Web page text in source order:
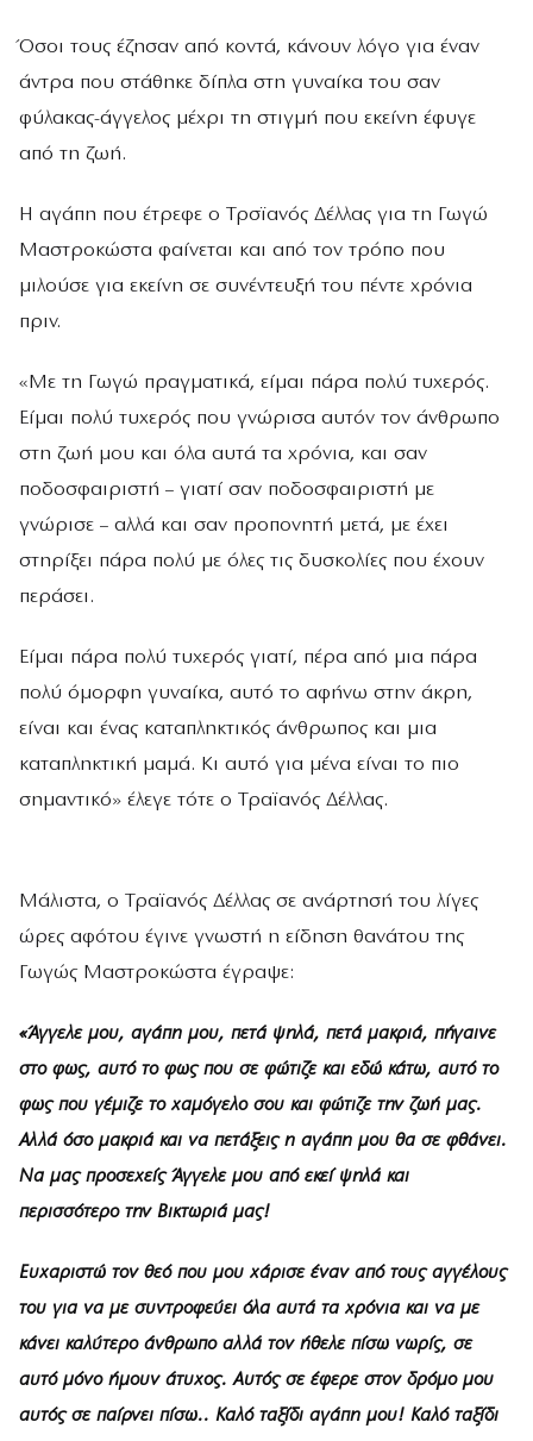
Όσοι τους έζησαν από κοντά, κάνουν λόγο για έναν
άντρα που στάθηκε δίπλα στη γυναίκα του σαν
φύλακας-άγγελος μέχρι τη στιγμή που εκείνη έφυγε
από τη ζωή.
Η αγάπη που έτρεφε ο Τρσϊανός Δέλλας για τη Γωγώ
Μαστροκώστα φαίνεται και από τον τρόπο που
μιλούσε για εκείνη σε συνέντευξή του πέντε χρόνια
πριν.
«Με τη Γωγώ πραγματικά, είμαι πάρα πολύ τυχερός.
Είμαι πολύ τυχερός που γνώρισα αυτόν τον άνθρωπο
στη ζωή μου και όλα αυτά τα χρόνια, και σαν
ποδοσφαιριστή – γιατί σαν ποδοσφαιριστή με
γνώρισε – αλλά και σαν προπονητή μετά, με έχει
στηρίξει πάρα πολύ με όλες τις δυσκολίες που έχουν
περάσει.
Είμαι πάρα πολύ τυχερός γιατί, πέρα από μια πάρα
πολύ όμορφη γυναίκα, αυτό το αφήνω στην άκρη,
είναι και ένας καταπληκτικός άνθρωπος και μια
καταπληκτική μαμά. Κι αυτό για μένα είναι το πιο
σημαντικό» έλεγε τότε ο Τραϊανός Δέλλας.
Μάλιστα, ο Τραϊανός Δέλλας σε ανάρτησή του λίγες
ώρες αφότου έγινε γνωστή η είδηση θανάτου της
Γωγώς Μαστροκώστα έγραψε:
«Άγγελε μου, αγάπη μου, πετά ψηλά, πετά μακριά, πήγαινε
στο φως, αυτό το φως που σε φώτιζε και εδώ κάτω, αυτό το
φως που γέμιζε το χαμόγελο σου και φώτιζε την ζωή μας.
Αλλά όσο μακριά και να πετάξεις η αγάπη μου θα σε φθάνει.
Να μας προσεχείς Άγγελε μου από εκεί ψηλά και
περισσότερο την Βικτωριά μας!
Ευχαριστώ τον θεό που μου χάρισε έναν από τους αγγέλους
του για να με συντροφεύει όλα αυτά τα χρόνια και να με
κάνει καλύτερο άνθρωπο αλλά τον ήθελε πίσω νωρίς, σε
αυτό μόνο ήμουν άτυχος. Αυτός σε έφερε στον δρόμο μου
αυτός σε παίρνει πίσω.. Καλό ταξίδι αγάπη μου! Καλό ταξίδι